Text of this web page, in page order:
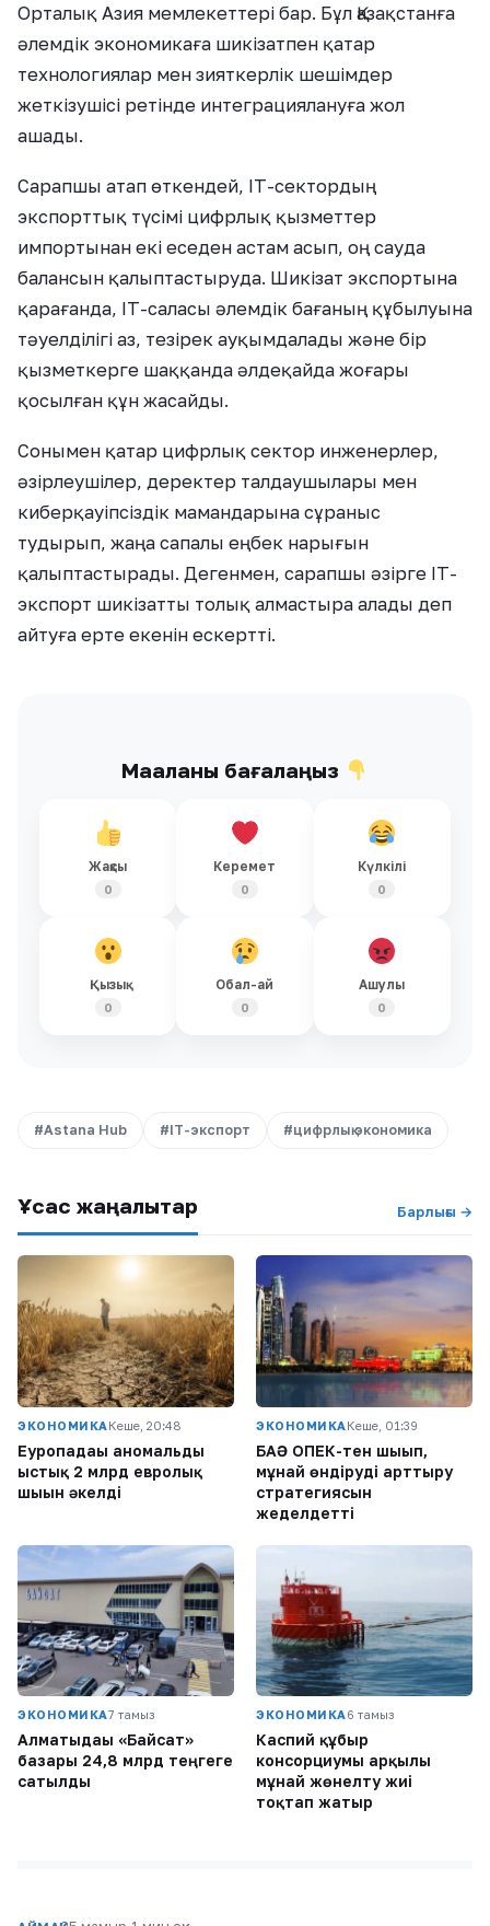
Орталық Азия мемлекеттері бар. Бұл Қазақстанға
әлемдік экономикаға шикізатпен қатар
технологиялар мен зияткерлік шешімдер
жеткізушісі ретінде интеграциялануға жол
ашады.
Сарапшы атап өткендей, IT-сектордың
экспорттық түсімі цифрлық қызметтер
импортынан екі еседен астам асып, оң сауда
балансын қалыптастыруда. Шикізат экспортына
қарағанда, IT-саласы әлемдік бағаның құбылуына
тәуелділігі аз, тезірек ауқымдалады және бір
қызметкерге шаққанда әлдеқайда жоғары
қосылған құн жасайды.
Сонымен қатар цифрлық сектор инженерлер,
әзірлеушілер, деректер талдаушылары мен
киберқауіпсіздік мамандарына сұраныс
тудырып, жаңа сапалы еңбек нарығын
қалыптастырады. Дегенмен, сарапшы әзірге IT-
экспорт шикізатты толық алмастыра алады деп
айтуға ерте екенін ескертті.
Мақаланы бағалаңыз
Жақсы
0
Керемет
0
Күлкілі
0
Қызық
0
Обал-ай
0
Ашулы
0
#Astana Hub #IT-экспорт #цифрлық экономика
Ұқсас жаңалықтар Барлығы →
ЭКОНОМИКА Кеше, 20:48
Еуропадағы аномальды
ыстық 2 млрд евролық
шығын әкелді
ЭКОНОМИКА Кеше, 01:39
БАӘ ОПЕК-тен шығып,
мұнай өндіруді арттыру
стратегиясын
жеделдетті
ЭКОНОМИКА7 тамыз
Алматыдағы «Байсат»
базары 24,8 млрд теңгеге
сатылды
ЭКОНОМИКА6 тамыз
Каспий құбыр
консорциумы арқылы
мұнай жөнелту жиі
тоқтап жатыр